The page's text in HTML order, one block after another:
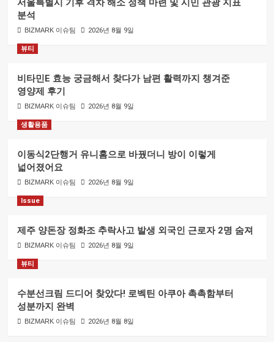
분석
BIZMARK 이슈팀 2026년 8월 9일
뷰티
비타민E 효능 궁금해서 찾다가 남편 활력까지 챙겨준
영양제 후기
BIZMARK 이슈팀 2026년 8월 9일
생활용품
이동식2단행거 유니홈으로 바꿨더니 방이 이렇게
넓어졌어요
BIZMARK 이슈팀 2026년 8월 9일
Issue
제주 양돈장 정화조 추락사고 발생 외국인 근로자 2명 숨져
BIZMARK 이슈팀 2026년 8월 9일
뷰티
수분선크림 드디어 찾았다! 로벡틴 아쿠아 촉촉함부터
성분까지 완벽
BIZMARK 이슈팀 2026년 8월 8일